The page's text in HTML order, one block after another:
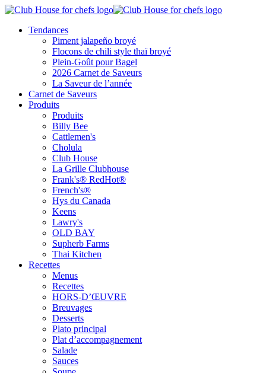
Tendances
Piment jalapeño broyé
Flocons de chili style thaï broyé
Plein-Goût pour Bagel
2026 Carnet de Saveurs
La Saveur de l’année
Carnet de Saveurs
Produits
Produits
Billy Bee
Cattlemen's
Cholula
Club House
La Grille Clubhouse
Frank's® RedHot®
French's®
Hys du Canada
Keens
Lawry's
OLD BAY
Supherb Farms
Thai Kitchen
Recettes
Menus
Recettes
HORS-D’ŒUVRE
Breuvages
Desserts
Plato principal
Plat d’accompagnement
Salade
Sauces